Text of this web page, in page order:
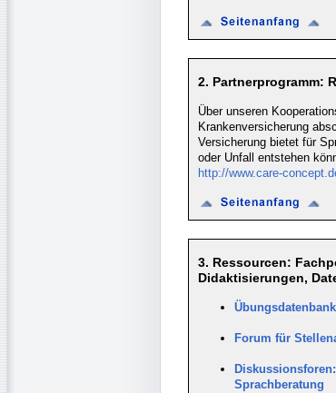
2. Partnerprogramm:
Über unseren
Krankenversicherung
Versicherung bietet für
oder Unfall entstehen
http://www.care-
3. Ressourcen:
Didaktisierungen,
Forum für
Sprachberatung